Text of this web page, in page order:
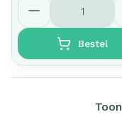
Bestel
Toon